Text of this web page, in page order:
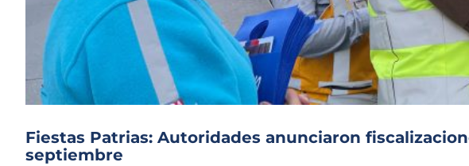
Fiestas Patrias: Autoridades anunciaron
septiembre